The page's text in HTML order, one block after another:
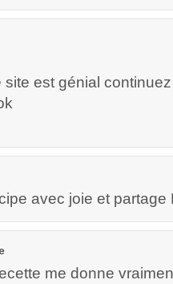
site est génial
avec joie et partage
me donne